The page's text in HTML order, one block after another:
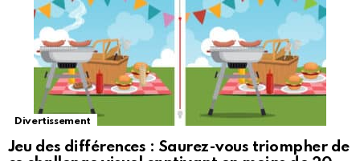
Divertissement
Jeu des différences : Saurez-vous triompher de